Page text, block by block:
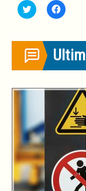
Haz
clic
Twitter
(Se
abre
en
nueva)
Haz
clic
(Se
abre
en
nueva)